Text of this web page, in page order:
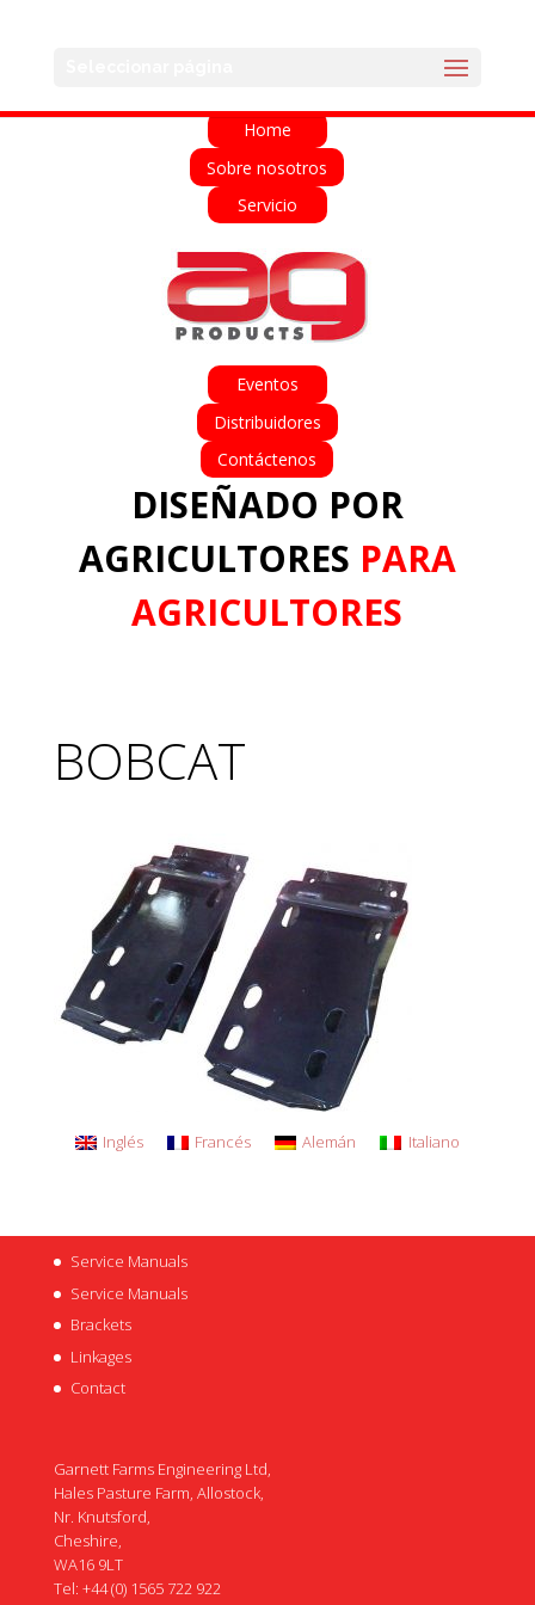
Home
Sobre nosotros
Servicio
Eventos
Distribuidores
Contáctenos
DISEÑADO POR
AGRICULTORES PARA
AGRICULTORES
BOBCAT
Inglés Francés Alemán Italiano
Service Manuals
Service Manuals
Brackets
Linkages
Contact
Garnett Farms Engineering Ltd,
Hales Pasture Farm, Allostock,
Nr. Knutsford,
Cheshire,
WA16 9LT
Tel: +44 (0) 1565 722 922